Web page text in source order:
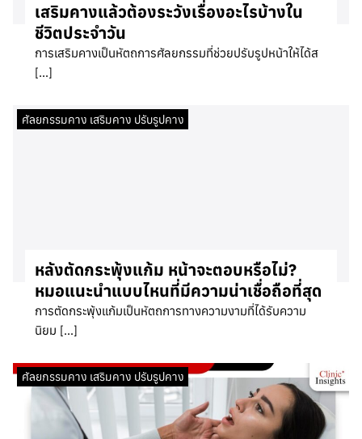
เสริมคางแล้วต้องระวังเรื่องอะไรบ้างใน
ชีวิตประจำวัน
การเสริมคางเป็นหัตถการศัลยกรรมที่ช่วยปรับรูปหน้าให้ได้ส
[…]
ศัลยกรรมคาง เสริมคาง ปรับรูปคาง
หลังตัดกระพุ้งแก้ม หน้าจะตอบหรือไม่?
หมอแนะนำแบบไหนที่มีความน่าเชื่อถือที่สุด
การตัดกระพุ้งแก้มเป็นหัตถการทางความงามที่ได้รับความ
นิยม […]
ศัลยกรรมคาง เสริมคาง ปรับรูปคาง